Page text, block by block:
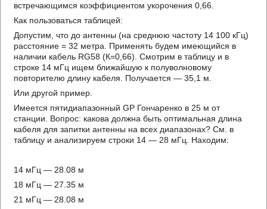
встречающимся коэффициентом укорочения 0,66.
Как пользоваться таблицей:
Допустим, что до антенны (на среднюю частоту 14 100 кГц)
расстояние = 32 метра. Применять будем имеющийся в
наличии кабель RG58 (К=0,66). Смотрим в таблицу и в
строке 14 мГц ищем ближайшую к полуволновому
повторителю длину кабеля. Получается — 35,1 м.
Или другой пример.
Имеется пятидиапазонный GP Гончаренко в 25 м от
станции. Вопрос: какова должна быть оптимальная длина
кабеля для запитки антенны на всех диапазонах? См. в
таблицу и анализируем строки 14 — 28 мГц. Находим:
14 мГц — 28.08 м
18 мГц — 27.35 м
21 мГц — 28.08 м